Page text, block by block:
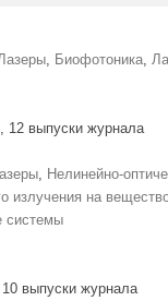
, Биофотоника,
12 выпуски журнала
, Нелинейно-
излучения на
системы
выпуски журнала